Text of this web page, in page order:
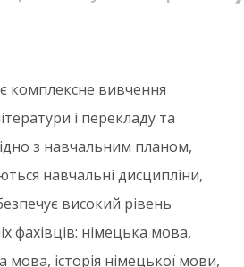
комплексне вивчення
і перекладу та
з навчальним планом,
навчальні дисципліни,
високий рівень
фахівців: німецька мова,
мова, історія німецької мови,